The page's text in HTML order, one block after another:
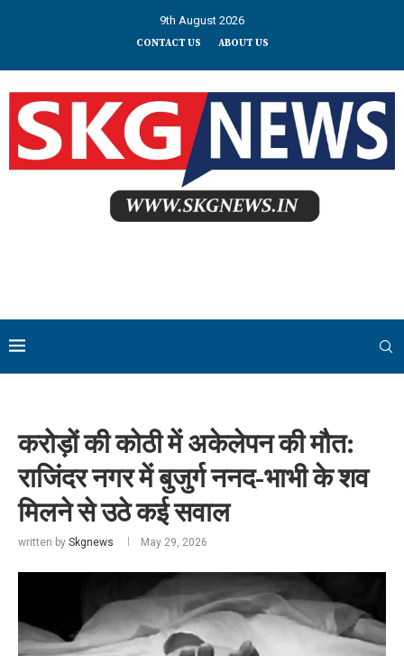
9th August 2026
CONTACT US ABOUT US
करोड़ों की कोठी में अकेलेपन की मौत:
राजिंदर नगर में बुजुर्ग ननद-भाभी के शव
मिलने से उठे कई सवाल
written by Skgnews May 29, 2026